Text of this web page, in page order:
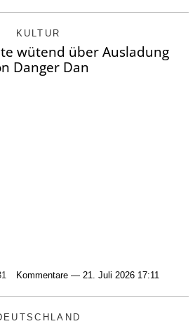
KULTUR
wütend über Ausladung
Danger Dan
Kommentare — 21. Juli 2026 17:11